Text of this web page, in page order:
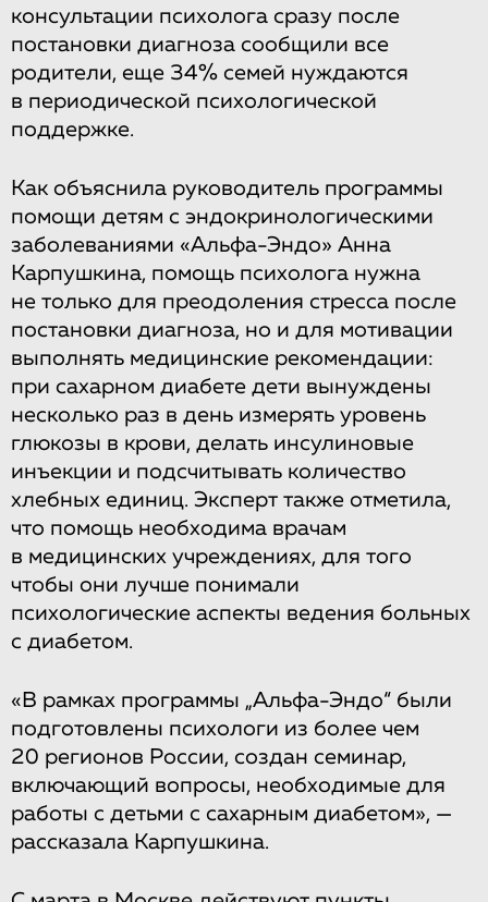
консультации психолога сразу после
постановки диагноза сообщили все
родители, еще 34% семей нуждаются
в периодической психологической
поддержке.
Как объяснила руководитель программы
помощи детям с эндокринологическими
заболеваниями «Альфа-Эндо» Анна
Карпушкина, помощь психолога нужна
не только для преодоления стресса после
постановки диагноза, но и для мотивации
выполнять медицинские рекомендации:
при сахарном диабете дети вынуждены
несколько раз в день измерять уровень
глюкозы в крови, делать инсулиновые
инъекции и подсчитывать количество
хлебных единиц. Эксперт также отметила,
что помощь необходима врачам
в медицинских учреждениях, для того
чтобы они лучше понимали
психологические аспекты ведения больных
с диабетом.
«В рамках программы „Альфа-Эндо“ были
подготовлены психологи из более чем
20 регионов России, создан семинар,
включающий вопросы, необходимые для
работы с детьми с сахарным диабетом», —
рассказала Карпушкина.